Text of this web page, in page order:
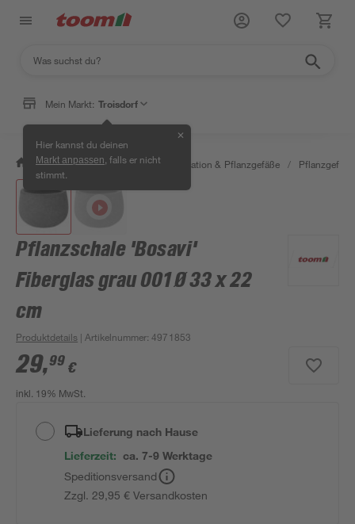
Mein Markt: Troisdorf
Hier kannst du deinen
Markt anpassen , falls er nicht
stimmt.
✕
/ Garten & Freizeit / Gartendekoration & Pflanzgefäße /
Pflanzschale 'Bosavi'
Fiberglas grau 001 Ø 33 x 22
cm
Produktdetails | Artikelnummer:4971853
29,99 €
inkl. 19% MwSt.
Lieferung nach Hause
Lieferzeit: ca. 7-9 Werktage
Speditionsversand
Zzgl. 29,95 € Versandkosten